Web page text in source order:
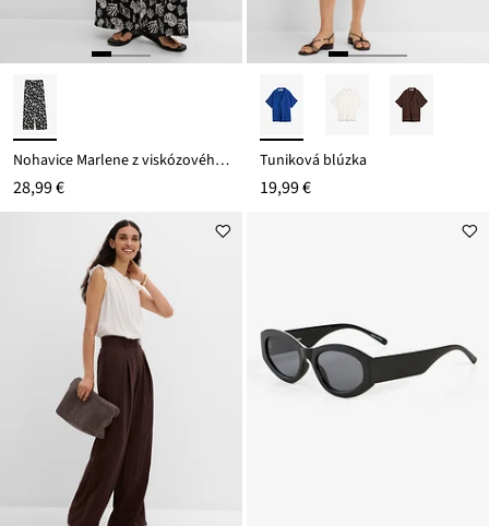
Nohavice Marlene z viskózového mixu
28,99 €
Tuniková blúzka
19,99 €